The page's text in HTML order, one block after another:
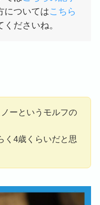
についてはこちら
ださいね。
ーというモルフの
く4歳くらいだと思